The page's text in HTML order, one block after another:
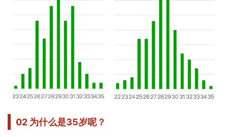
02 为什么是35岁呢？